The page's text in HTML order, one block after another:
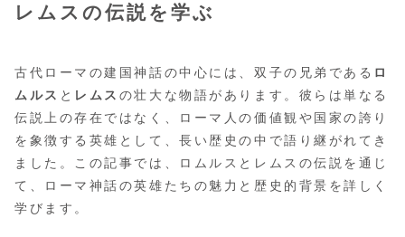
レムスの伝説を学ぶ
古代ローマの建国神話の中心には、双子の兄弟である ロ
ムルス と レムス の壮大な物語があります。彼らは単なる
伝説上の存在ではなく、ローマ人の価値観や国家の誇り
を象徴する英雄として、長い歴史の中で語り継がれてき
ました。この記事では、ロムルスとレムスの伝説を通じ
て、ローマ神話の英雄たちの魅力と歴史的背景を詳しく
学びます。